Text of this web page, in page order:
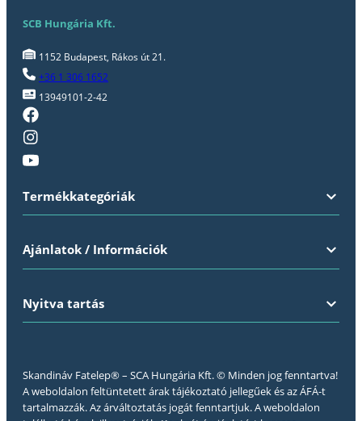
SCB Hungária Kft.
1152 Budapest, Rákos út 21.
+36 1 306 1652
13949101-2-42
Termékkategóriák
Ajánlatok / Információk
Nyitva tartás
Skandináv Fatelep® – SCA Hungária Kft. © Minden jog fenntartva!
A weboldalon feltüntetett árak tájékoztató jellegűek és az ÁFÁ-t
tartalmazzák. Az árváltoztatás jogát fenntartjuk. A weboldalon